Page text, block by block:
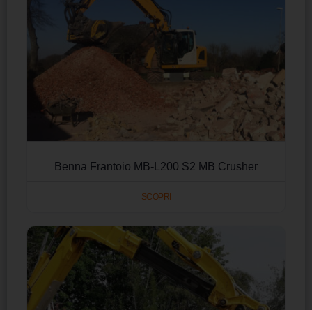
Benna Frantoio MB-L200 S2 MB Crusher
SCOPRI